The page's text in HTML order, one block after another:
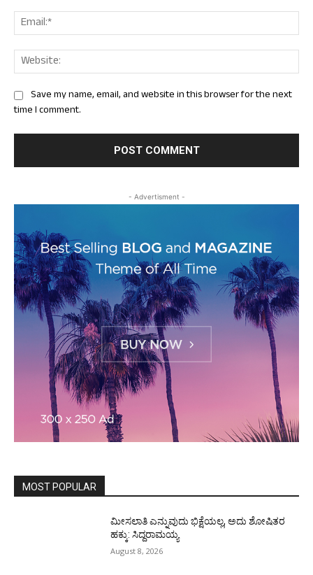
Save my name, email, and website in this browser for the next
time I comment.
- Advertisment -
MOST POPULAR
ಮೀಸಲಾತಿ ಎನ್ನುವುದು ಭಿಕ್ಷೆಯಲ್ಲ, ಅದು ಶೋಷಿತರ
ಹಕ್ಕು: ಸಿದ್ದರಾಮಯ್ಯ
August 8, 2026